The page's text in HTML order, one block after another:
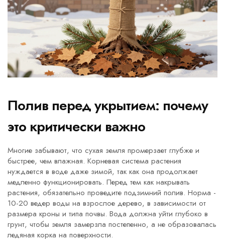
Полив перед укрытием: почему
это критически важно
Многие забывают, что сухая земля промерзает глубже и
быстрее, чем влажная. Корневая система растения
нуждается в воде даже зимой, так как она продолжает
медленно функционировать. Перед тем как накрывать
растения, обязательно проведите подзимний полив. Норма -
10-20 ведер воды на взрослое дерево, в зависимости от
размера кроны и типа почвы. Вода должна уйти глубоко в
грунт, чтобы земля замерзла постепенно, а не образовалась
ледяная корка на поверхности.